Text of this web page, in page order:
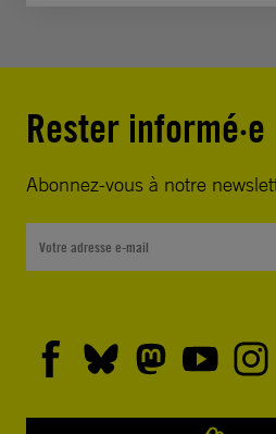
Rester informé·e
Abonnez-vous à notre